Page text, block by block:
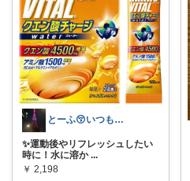
とーふ😚いつもご購入感謝です🙇
✨運動後やリフレッシュしたい
時に！水に溶か ...
￥ 2,198